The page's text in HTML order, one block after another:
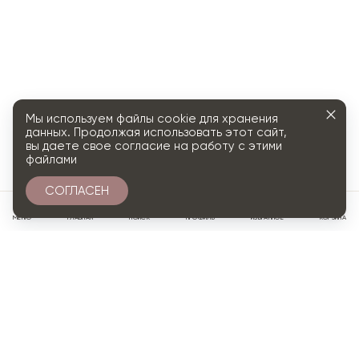
МЕНЮ ГЛАВНАЯ ПОИСК ПРОФИЛЬ ИЗБРАННОЕ КОРЗИНА
Мы используем файлы cookie для хранения
данных. Продолжая использовать этот сайт,
вы даете свое согласие на работу с этими
файлами
СОГЛАСЕН